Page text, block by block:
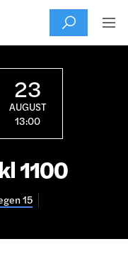
 
23
AUGUST
13:00
1100
15